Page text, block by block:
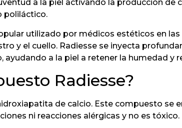
a la piel activando la producción
poliláctico.
utilizado por médicos estéticos en
y el cuello. Radiesse se inyecta
a la piel a retener la humedad y
Radiesse?
de calcio. Este compuesto
ni reacciones alérgicas y no es tóxico.